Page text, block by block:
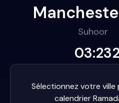
Suhoor
03:23
Sélectionnez votre
calendrier